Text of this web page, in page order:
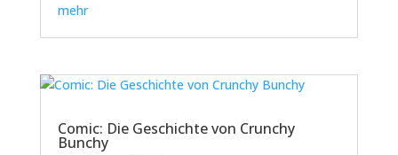
mehr
Comic: Die Geschichte von Crunchy
Bunchy